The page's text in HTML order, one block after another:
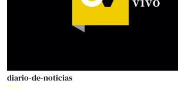
diario-de-noticias